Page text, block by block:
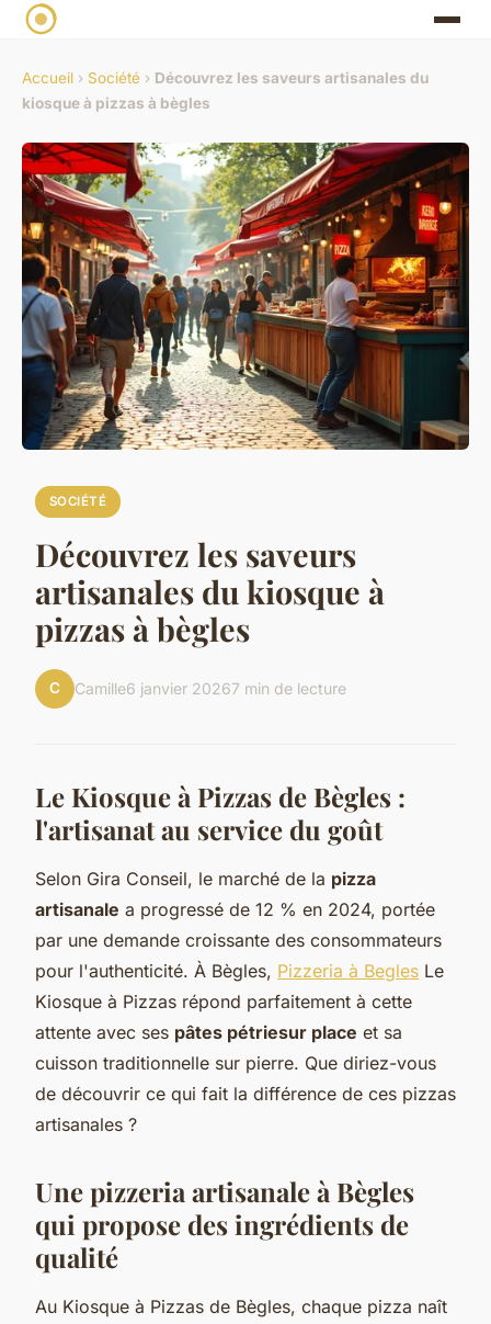
Accueil › Société › Découvrez les saveurs artisanales du
kiosque à pizzas à bègles
SOCIÉTÉ
Découvrez les saveurs
artisanales du kiosque à
pizzas à bègles
C Camille6 janvier 20267 min de lecture
Le Kiosque à Pizzas de Bègles :
l'artisanat au service du goût
Selon Gira Conseil, le marché de la pizza
artisanale a progressé de 12 % en 2024, portée
par une demande croissante des consommateurs
pour l'authenticité. À Bègles, Pizzeria à Begles Le
Kiosque à Pizzas répond parfaitement à cette
attente avec ses pâtes pétriesur place et sa
cuisson traditionnelle sur pierre. Que diriez-vous
de découvrir ce qui fait la différence de ces pizzas
artisanales ?
Une pizzeria artisanale à Bègles
qui propose des ingrédients de
qualité
Au Kiosque à Pizzas de Bègles, chaque pizza naît